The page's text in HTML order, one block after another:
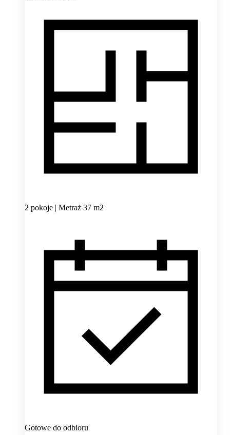
2 pokoje | Metraż 37 m2
Gotowe do odbioru